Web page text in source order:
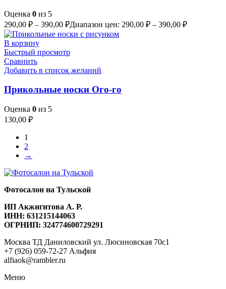
Оценка 0 из 5
290,00 ₽ – 390,00 ₽Диапазон цен: 290,00 ₽ – 390,00 ₽
В корзину
Быстрый просмотр
Сравнить
Добавить в список желаний
Прикольные носки Ого-го
Оценка 0 из 5
130,00 ₽
1
2
→
Фотосалон на Тульской
ИП Акжигитова А. Р.
ИНН: 631215144063
ОГРНИП: 324774600729291
Москва ТД Даниловский ул. Люсиновская 70с1
+7 (926) 059-72-27 Альфия
alfiaok@rambler.ru
Меню